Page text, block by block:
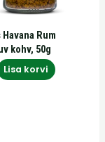
Havana Rum
kohv, 50g
Lisa korvi